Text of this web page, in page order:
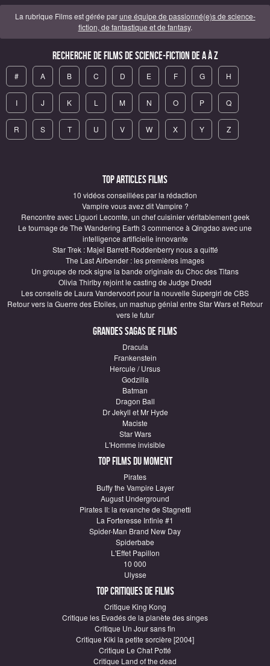
La rubrique Films est gérée parune équipe de passionné(e)s de science-
fiction, de fantastique et de fantasy.
Recherche de Films de science-fiction de A à Z
# A B C D E F G H
I J K L M N O P Q
R S T U V W X Y Z
Top articles Films
10 vidéos conseillées par la rédaction
Vampire vous avez dit Vampire ?
Rencontre avec Liguori Lecomte, un chef cuisinier véritablement geek
Le tournage de The Wandering Earth 3 commence à Qingdao avec une
intelligence artificielle innovante
Star Trek : Majel Barrett-Roddenberry nous a quitté
The Last Airbender : les premières images
Un groupe de rock signe la bande originale du Choc des Titans
Olivia Thirlby rejoint le casting de Judge Dredd
Les conseils de Laura Vandervoort pour la nouvelle Supergirl de CBS
Retour vers la Guerre des Etoiles, un mashup génial entre Star Wars et Retour
vers le futur
Grandes sagas de Films
Dracula
Frankenstein
Hercule / Ursus
Godzilla
Batman
Dragon Ball
Dr Jekyll et Mr Hyde
Maciste
Star Wars
L'Homme invisible
Top Films du moment
Pirates
Buffy the Vampire Layer
August Underground
Pirates II: la revanche de Stagnetti
La Forteresse Infinie #1
Spider-Man Brand New Day
Spiderbabe
L'Effet Papillon
10 000
Ulysse
Top critiques de Films
Critique King Kong
Critique les Evadés de la planète des singes
Critique Un Jour sans fin
Critique Kiki la petite sorcière [2004]
Critique Le Chat Potté
Critique Land of the dead